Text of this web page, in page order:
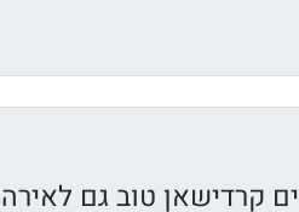
קרדישאן טוב גם לאירה